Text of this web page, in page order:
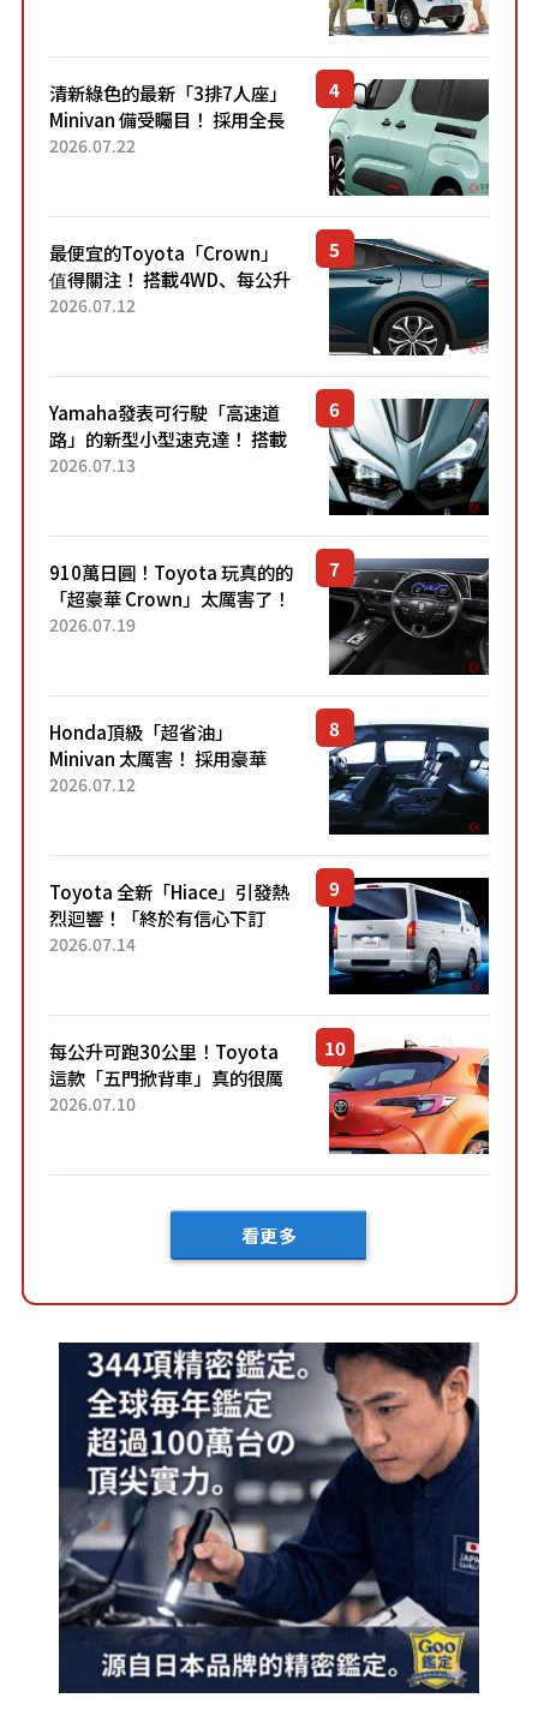
清新綠色的最新「3排7人座」
Minivan 備受矚目！ 採用全長
4.7公尺剛剛好的車身尺寸與
2026.07.22
最便宜的Toyota「Crown」
值得關注！ 搭載4WD、每公升
22.4公里低油耗表現超亮眼！
2026.07.12
Yamaha發表可行駛「高速道
路」的新型小型速克達！ 搭載
能享受超強勁「渦輪感」的動
2026.07.13
910萬日圓！Toyota 玩真的的
「超豪華 Crown」太厲害了！
採用由「匠人技藝」打造的
2026.07.19
Honda頂級「超省油」
Minivan 太厲害！ 採用豪華
「真皮座椅」與專屬「黑色內
「三...
2026.07.12
Toyota 全新「Hiace」引發熱
烈迴響！「終於有信心下訂
了！」「哪個等級交車最
車？...
2026.07.14
每公升可跑30公里！Toyota
這款「五門掀背車」真的很厲
害！ 擁有全長4.3公尺的「剛剛
2026.07.10
看更多